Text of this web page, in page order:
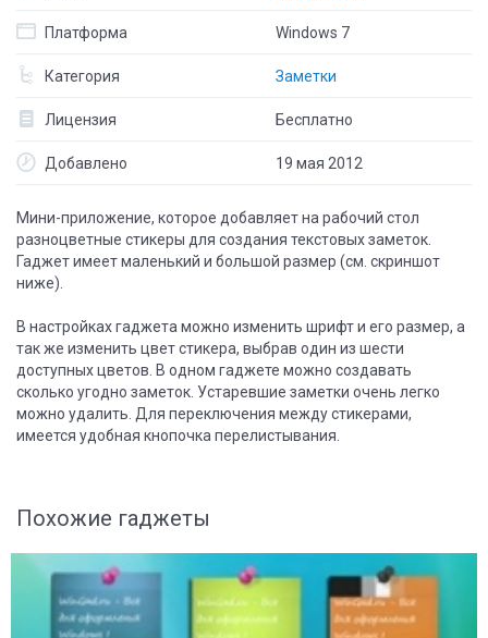
Платформа Windows 7
Категория Заметки
Лицензия Бесплатно
Добавлено 19 мая 2012
Мини-приложение, которое добавляет на рабочий стол
разноцветные стикеры для создания текстовых заметок.
Гаджет имеет маленький и большой размер (см. скриншот
ниже).
В настройках гаджета можно изменить шрифт и его размер, а
так же изменить цвет стикера, выбрав один из шести
доступных цветов. В одном гаджете можно создавать
сколько угодно заметок. Устаревшие заметки очень легко
можно удалить. Для переключения между стикерами,
имеется удобная кнопочка перелистывания.
Похожие гаджеты
8